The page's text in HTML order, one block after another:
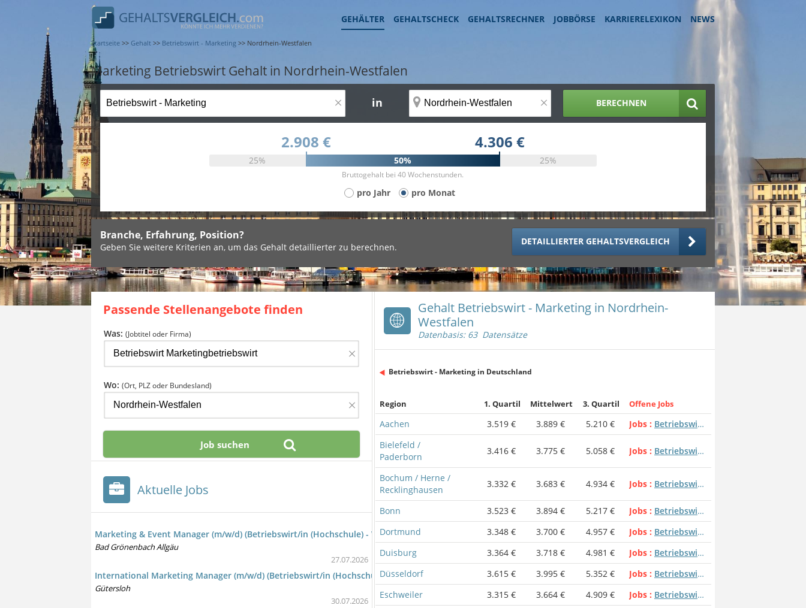
GEHÄLTER GEHALTSCHECK GEHALTSRECHNER JOBBÖRSE KARRIERELEXIKON NEWS
Startseite >> Gehalt >> Betriebswirt - Marketing >> Nordrhein-Westfalen
Marketing Betriebswirt Gehalt in Nordrhein-Westfalen
× in × BERECHNEN
2.908 € 4.306 €
25% 50% 25%
Bruttogehalt bei 40 Wochenstunden.
pro Jahr pro Monat
Branche, Erfahrung, Position?
Geben Sie weitere Kriterien an, um das Gehalt detaillierter zu berechnen.
DETAILLIERTER GEHALTSVERGLEICH
Gehalt Betriebswirt - Marketing in Nordrhein-
Westfalen
Datenbasis: 63 Datensätze
Betriebswirt - Marketing in Deutschland
Region 1. Quartil Mittelwert 3. Quartil Offene Jobs
Aachen 3.519 € 3.889 € 5.210 € Jobs
Betriebswirt - Marketing
Bielefeld /
Paderborn
3.416 € 3.775 € 5.058 € Jobs Betriebswirt - Marketing
Bochum / Herne /
Recklinghausen
3.332 € 3.683 € 4.934 € Jobs Betriebswirt - Marketing
Bonn 3.523 € 3.894 € 5.217 € Jobs
Betriebswirt - Marketing
Dortmund
3.348 € 3.700 € 4.957 € Jobs
Betriebswirt - Marketing
Duisburg
3.364 € 3.718 € 4.981 € Jobs
Betriebswirt - Marketing
Düsseldorf
3.615 € 3.995 € 5.352 € Jobs
Betriebswirt - Marketing
Eschweiler
3.315 € 3.664 € 4.909 € Jobs
Betriebswirt - Marketing
Passende Stellenangebote finden
Was: (Jobtitel oder Firma)
×
Wo: (Ort, PLZ oder Bundesland)
×
Aktuelle Jobs
Marketing & Event Manager (m/w/d) (Betriebswirt/in (Hochschule) - Werbung, Marketingkommunikation)
Bad Grönenbach Allgäu
27.07.2026
International Marketing Manager (m/w/d) (Betriebswirt/in (Hochschule) - Marketing)
Gütersloh
30.07.2026